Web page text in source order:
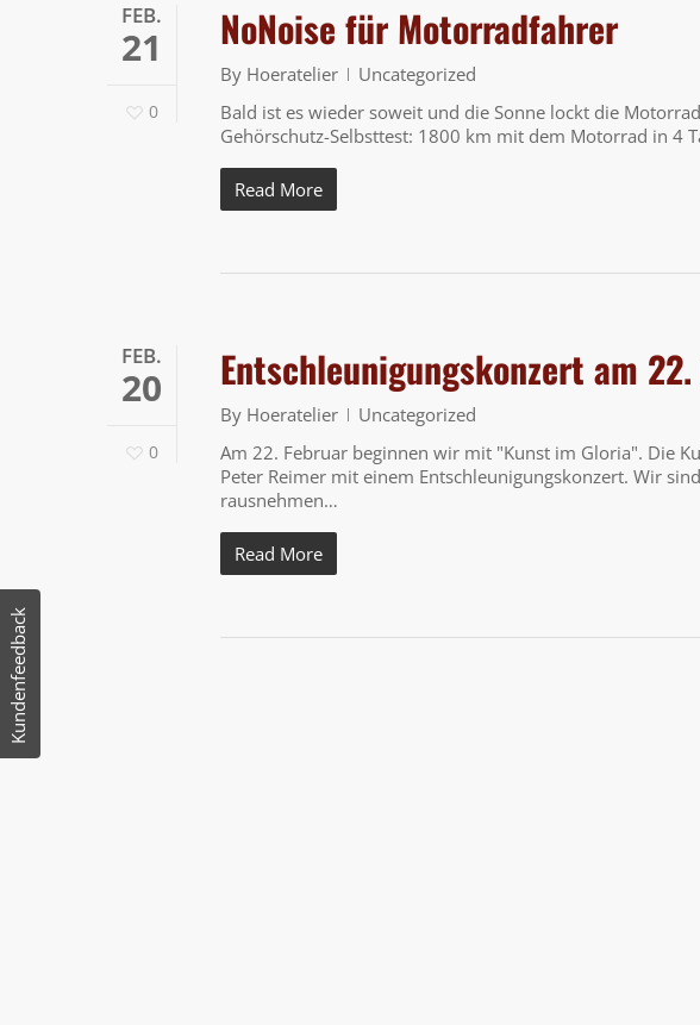
FEB.
21
0
NoNoise für Motorradfahrer
By Hoeratelier
Uncategorized
Bald ist es wieder soweit und die Sonne lockt die
Gehörschutz-Selbsttest: 1800 km mit dem Motorrad in 4
Read More
FEB.
20
0
Entschleunigungskonzert am
By Hoeratelier
Uncategorized
Am 22. Februar beginnen wir mit "Kunst im Gloria". Die
Peter Reimer mit einem Entschleunigungskonzert. Wir
rausnehmen…
Read More
Kundenfeedback